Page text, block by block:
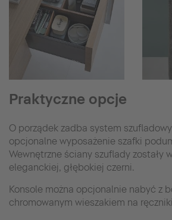
Praktyczne opcje
O porządek zadba system
opcjonalne wyposażenie szafki
Wewnętrzne ściany szuflady zostały
eleganckiej, głębokiej czerni.
Konsole można opcjonalnie nabyć z
chromowanym wieszakiem na